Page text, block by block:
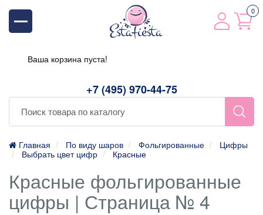
+7 (495) 970-44-75
0
Ваша корзина пуста!
Главная По виду шаров Фольгированные
Цифры
Выбрать цвет цифр
Красные
Красные фольгированные
цифры | Страница № 4